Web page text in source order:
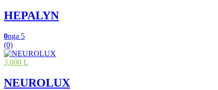
HEPALYN
0nga 5
(0)
3,000 L
NEUROLUX